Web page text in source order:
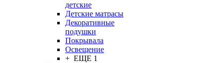
детские
Детские матрасы
Декоративные
подушки
Покрывала
Освещение
+ ЕЩЕ 1